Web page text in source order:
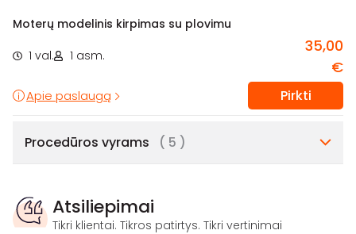
Moterų modelinis kirpimas su plovimu
1 val. 1 asm.
35,00
€
Apie paslaugą Pirkti
Procedūros vyrams ( 5 )
Atsiliepimai
Tikri klientai. Tikros patirtys. Tikri vertinimai